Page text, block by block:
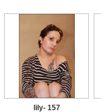
lily- 157